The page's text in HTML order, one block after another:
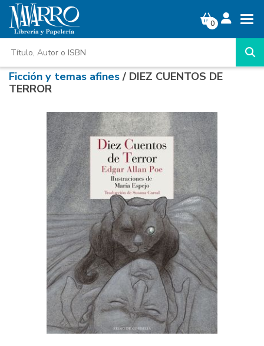
0
Ficción y temas afines/ DIEZ CUENTOS DE
TERROR